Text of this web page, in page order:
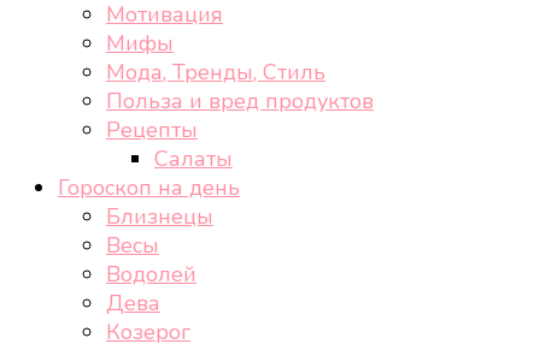
Мотивация
Мифы
Мода, Тренды, Стиль
Польза и вред продуктов
Рецепты
Салаты
Гороскоп на день
Близнецы
Весы
Водолей
Дева
Козерог